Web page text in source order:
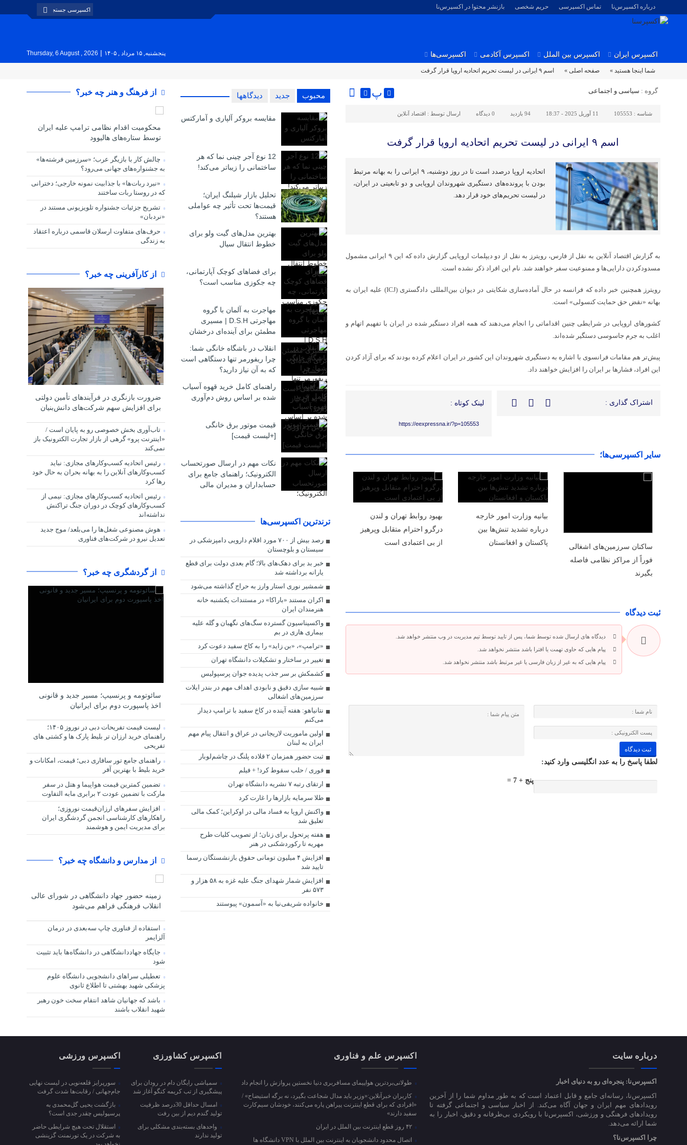
درباره اکسپرس‌نا تماس اکسپرسی حریم شخصی بازنشر محتوا در اکسپرس‌نا
اکسپرس ایران اکسپرس بین الملل اکسپرس آکادمی اکسپرسی‌ها پنجشنبه, ۱۵ مرداد , ۱۴۰۵ |
Thursday, 6 August , 2026
شما اینجا هستید » صفحه اصلی » اسم ۹ ایرانی در لیست تحریم اتحادیه اروپا قرار گرفت
گروه : سیاسی و اجتماعی پ
شناسه : 105553 11 آوریل 2025 - 18:37 94 بازدید 0 دیدگاه ارسال توسط : اقتصاد آنلاین
اسم ۹ ایرانی در لیست تحریم اتحادیه اروپا قرار گرفت
اتحادیه اروپا درصدد است تا در روز دوشنبه، ۹ ایرانی را به بهانه مرتبط
بودن با پرونده‌های دستگیری شهروندان اروپایی و دو تابعیتی در ایران،
در لیست تحریم‌های خود قرار دهد.
به گزارش اقتصاد آنلاین به نقل از فارس، رویترز به نقل از دو دیپلمات اروپایی گزارش داده که این ۹ ایرانی مشمول
مسدودکردن دارایی‌ها و ممنوعیت سفر خواهند شد. نام این افراد ذکر نشده است.
رویترز همچنین خبر داده که فرانسه در حال آماده‌سازی شکایتی در دیوان بین‌المللی دادگستری (ICJ) علیه ایران به
بهانه «نقض حق حمایت کنسولی» است.
کشورهای اروپایی در شرایطی چنین اقداماتی را انجام می‌دهند که همه افراد دستگیر شده در ایران با تفهیم اتهام و
اغلب به جرم جاسوسی دستگیر شده‌اند.
پیش‌تر هم مقامات فرانسوی با اشاره به دستگیری شهروندان این کشور در ایران اعلام کرده بودند که برای آزاد کردن
این افراد، فشارها بر ایران را افزایش خواهند داد.
اشتراک گذاری : لینک کوتاه :
https://eexpressna.ir/?p=105553
سایر اکسپرسی‌ها؛
ساکنان سرزمین‌های اشغالی
فوراً از مراکز نظامی فاصله
بگیرند
بیانیه وزارت امور خارجه
درباره تشدید تنش‌ها بین
پاکستان و افغانستان
بهبود روابط تهران و لندن
درگرو احترام متقابل وپرهیز
از بی‌ اعتمادی است
ثبت دیدگاه
دیدگاه های ارسال شده توسط شما، پس از تایید توسط تیم مدیریت در وب منتشر خواهد شد.
پیام هایی که حاوی تهمت یا افترا باشد منتشر نخواهد شد.
پیام هایی که به غیر از زبان فارسی یا غیر مرتبط باشد منتشر نخواهد شد.
لطفا پاسخ را به عدد انگلیسی وارد کنید:
پنج + 7 =
محبوب جدید دیدگاهها
مقایسه بروکر آلپاری و آمارکتس
12 نوع آجر چینی نما که هر
ساختمانی را زیباتر می‌کند!
تحلیل بازار شیلنگ ایران؛
قیمت‌ها تحت تأثیر چه عواملی
هستند؟
بهترین مدل‌های گیت ولو برای
خطوط انتقال سیال
برای فضاهای کوچک آپارتمانی،
چه جکوزی مناسب است؟
مهاجرت به آلمان با گروه
مهاجرتی D.S.H | مسیری
مطمئن برای آینده‌ای درخشان
انقلاب در باشگاه خانگی شما:
چرا ریفورمر تنها دستگاهی است
که به آن نیاز دارید؟
راهنمای کامل خرید قهوه آسیاب
شده بر اساس روش دم‌آوری
قیمت موتور برق خانگی
[+لیست قیمت]
نکات مهم در ارسال صورتحساب
الکترونیک؛ راهنمای جامع برای
حسابداران و مدیران مالی
ترندترین اکسپرسی‌ها
رصد بیش از ۷۰۰ مورد اقلام دارویی دامپزشکی در
سیستان و بلوچستان
خبر بد برای دهک‌های بالا؛ گام بعدی دولت برای قطع
یارانه برداشته شد
شمشیر نوری استار وارز به حراج گذاشته می‌شود
اکران مستند «باراکا» در مستندات یکشنبه خانه
هنرمندان ایران
واکسیناسیون گسترده سگ‌های نگهبان و گله علیه
بیماری هاری در بم
«ترامپ»، «بن زاید» را به کاخ سفید دعوت کرد
تغییر در ساختار و تشکیلات دانشگاه تهران
کشمکش بر سر جذب پدیده جوان پرسپولیس
شبیه سازی دقیق و نابودی اهداف مهم در بندر ایلات
سرزمین‌های اشغالی
نتانیاهو: هفته آینده در کاخ سفید با ترامپ دیدار
می‌کنم
اولین ماموریت لاریجانی در عراق و انتقال پیام مهم
ایران به لبنان
ثبت حضور همزمان ۲ قلاده پلنگ در چاشم‌لوبار
فوری / حلب سقوط کرد! + فیلم
ارتقای رتبه ۷ نشریه دانشگاه تهران
طلا سرمایه بازارها را غارت کرد
واکنش اروپا به فساد مالی در اوکراین؛ کمک مالی
تعلیق شد
هفته پرتحول برای زنان؛ از تصویب کلیات طرح
مهریه تا رکوردشکنی در هنر
افزایش ۴ میلیون تومانی حقوق بازنشستگان رسما
تایید شد
افزایش شمار شهدای جنگ علیه غزه به ۵۸ هزار و
۵۷۳ نفر
خانواده شریفی‌نیا به «آسمون» پیوستند
از فرهنگ و هنر چه خبر؟
محکومیت اقدام نظامی ترامپ علیه ایران
توسط ستاره‌های هالیوود
چالش کار با بازیگر عرب؛ «سرزمین فرشته‌ها»
به جشنواره‌های جهانی می‌رود؟
«نبرد ربات‌ها» با جذابیت نمونه خارجی؛ دخترانی
که در روستا ربات ساختند
تشریح جزئیات جشنواره‌ تلویزیونی مستند در
«نردبان»
حرف‌های متفاوت ارسلان قاسمی درباره اعتقاد
به زندگی
از کارآفرینی چه خبر؟
ضرورت بازنگری در فرآیندهای تأمین دولتی
برای افزایش سهم شرکت‌های دانش‌بنیان
تاب‌آوری بخش خصوصی رو به پایان است /
«اینترنت پرو» گرهی از بازار تجارت الکترونیک باز
نمی‌کند
رئیس اتحادیه کسب‌وکارهای مجازی: نباید
کسب‌وکارهای آنلاین را به بهانه بحران به حال خود
رها کرد
رئیس اتحادیه کسب‌وکارهای مجازی: نیمی از
کسب‌وکارهای کوچک در دوران جنگ‌ تراکنش
نداشته‌اند
هوش مصنوعی شغل‌ها را می‌بلعد/ موج جدید
تعدیل نیرو در شرکت‌های فناوری
از گردشگری چه خبر؟
سائوتومه و پرنسیپ؛ مسیر جدید و قانونی
اخذ پاسپورت دوم برای ایرانیان
لیست قیمت تفریحات دبی در نوروز ۱۴۰۵؛
راهنمای خرید ارزان تر بلیط پارک ها و کشتی های
تفریحی
راهنمای جامع تور سافاری دبی؛ قیمت، امکانات و
خرید بلیط با بهترین آفر
تضمین کمترین قیمت هواپیما و هتل در سفر
مارکت با تضمین عودت ۲ برابری مابه التفاوت
افزایش سفرهای ارزان‌قیمت نوروزی؛
راهکارهای کارشناسی انجمن گردشگری ایران
برای مدیریت ایمن و هوشمند
از مدارس و دانشگاه چه خبر؟
زمینه حضور جهاد دانشگاهی در شورای عالی
انقلاب فرهنگی فراهم می‌شود
استفاده از فناوری چاپ سه‌بعدی در درمان
آلزایمر
جایگاه جهاددانشگاهی در دانشگاه‌ها باید تثبیت
شود
تعطیلی سراهای دانشجویی دانشگاه علوم
پزشکی شهید بهشتی تا اطلاع ثانوی
باشد که جهانیان شاهد انتقام سخت خون رهبر
شهید انقلاب باشند
درباره سایت
اکسپرس‌نا: پنجره‌ای رو به دنیای اخبار
اکسپرس‌نا، رسانه‌ای جامع و قابل اعتماد است که به طور مداوم شما را از آخرین
رویدادهای مهم ایران و جهان آگاه می‌کند. از اخبار سیاسی و اجتماعی گرفته تا
رویدادهای فرهنگی و ورزشی، اکسپرس‌نا با رویکردی بی‌طرفانه و دقیق، اخبار را به
شما ارائه می‌دهد.
چرا اکسپرس‌نا؟
اکسپرس علم و فناوری
طولانی‌بردترین هواپیمای مسافربری دنیا نخستین پروازش را انجام داد
کاربران خبرآنلاین:«وزیر باید مدال شجاعت بگیرد، نه برگه استیضاح» /
«افرادی که برای قطع اینترنت پیراهن پاره می‌کنند، خودشان سیم‌کارت
سفید دارند»
اتصال محدود دانشجویان به اینترنت بین الملل با VPN دانشگاه ها
اکسپرس کشاورزی
سمپاشی رایگان دام در رودان برای
پیشگیری از تب کریمه کنگو آغاز شد
امسال حداقل 30درصد ظرفیت
تولید گندم دیم از بین رفت
واحد‌های بسته‌بندی مشکلی برای
تولید ندارند
اکسپرس ورزشی
سورپرایز قلعه‌نویی در لیست نهایی
جام‌جهانی / رقابت‌ها شدت گرفت
بازگشت یحیی گل‌محمدی به
پرسپولیس چقدر جدی است؟
استقلال تحت هیچ شرایطی حاضر
به شرکت در یک تورنمنت گزینشی